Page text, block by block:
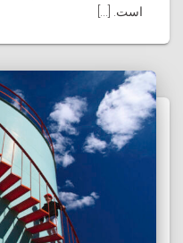
است. [...]